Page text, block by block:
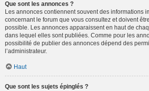
Que sont les annonces ?
Les annonces contiennent souvent des informations
concernant le forum que vous consultez et doivent
possible. Les annonces apparaissent en haut de
dans lequel elles sont publiées. Comme pour les
possibilité de publier des annonces dépend des
l’administrateur.
Haut
Que sont les sujets épinglés ?